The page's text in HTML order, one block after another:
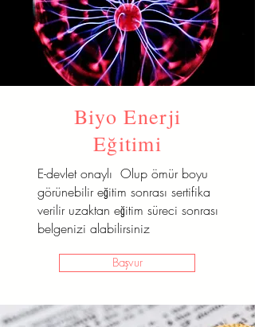
Biyo Enerji
Eğitimi
E-devlet onaylı Olup ömür boyu
görünebilir eğitim sonrası sertifika
verilir uzaktan eğitim süreci sonrası
belgenizi alabilirsiniz
Başvur